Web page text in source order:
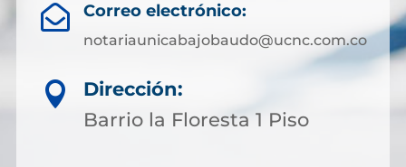
 Correo electrónico:
notariaunicabajobaudo@ucnc.com.co

Dirección:
Barrio la Floresta 1 Piso